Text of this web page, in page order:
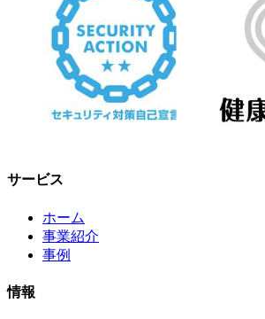
サービス
ホーム
事業紹介
事例
情報